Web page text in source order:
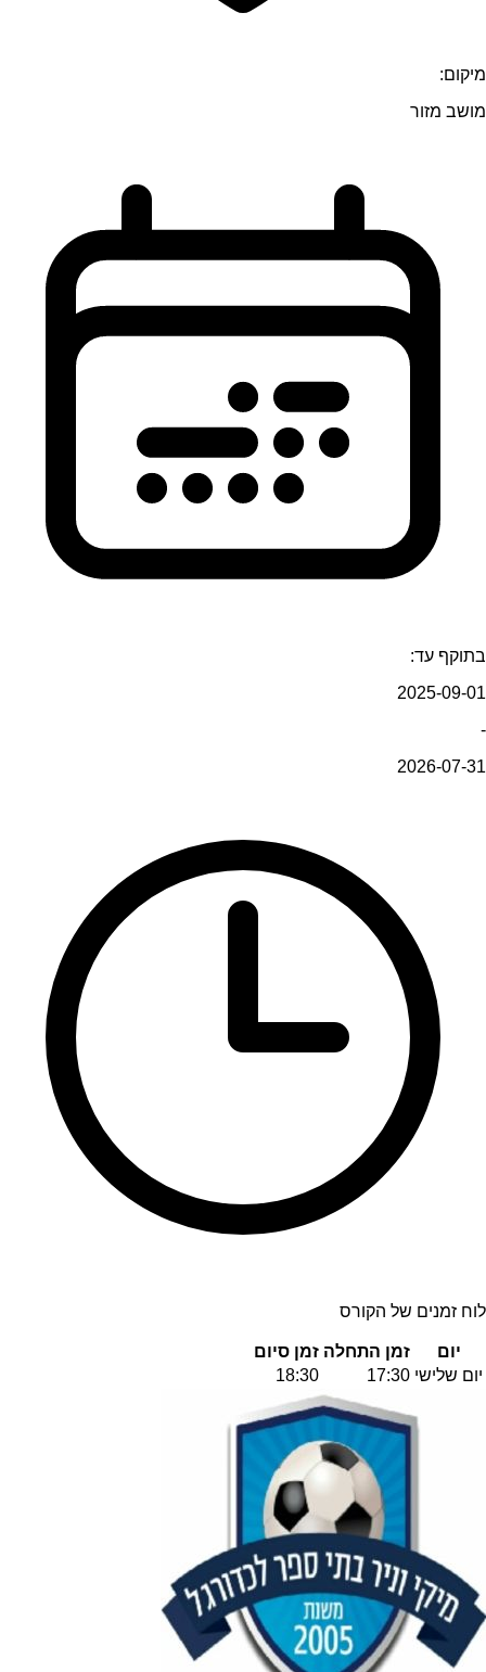
מיקום:
מושב מזור
בתוקף עד:
2025-09-01
-
2026-07-31
לוח זמנים של הקורס
יום זמן התחלה זמן סיום
יום שלישי 17:30
18:30